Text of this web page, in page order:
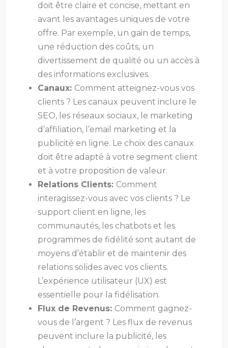
doit être claire et concise, mettant en
avant les avantages uniques de votre
offre. Par exemple, un gain de temps,
une réduction des coûts, un
divertissement de qualité ou un accès à
des informations exclusives.
Canaux: Comment atteignez-vous vos
clients ? Les canaux peuvent inclure le
SEO, les réseaux sociaux, le marketing
d’affiliation, l’email marketing et la
publicité en ligne. Le choix des canaux
doit être adapté à votre segment client
et à votre proposition de valeur.
Relations Clients: Comment
interagissez-vous avec vos clients ? Le
support client en ligne, les
communautés, les chatbots et les
programmes de fidélité sont autant de
moyens d’établir et de maintenir des
relations solides avec vos clients.
L’expérience utilisateur (UX) est
essentielle pour la fidélisation.
Flux de Revenus: Comment gagnez-
vous de l’argent ? Les flux de revenus
peuvent inclure la publicité, les